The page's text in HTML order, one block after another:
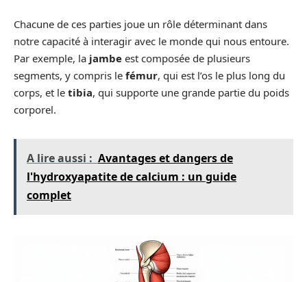
Chacune de ces parties joue un rôle déterminant dans
notre capacité à interagir avec le monde qui nous entoure.
Par exemple, la jambe est composée de plusieurs
segments, y compris le fémur, qui est l’os le plus long du
corps, et le tibia, qui supporte une grande partie du poids
corporel.
A lire aussi : Avantages et dangers de
l'hydroxyapatite de calcium : un guide
complet